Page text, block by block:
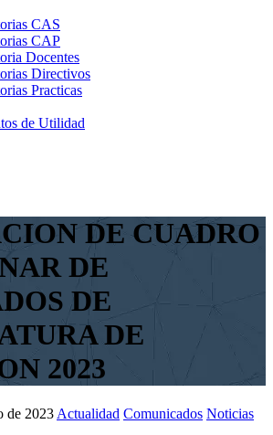
CAS
CAP
Docentes
Directivos
Practicas
de Utilidad
DE CUADRO
DE
DE
DE
2023
de 2023 Actualidad Comunicados Noticias